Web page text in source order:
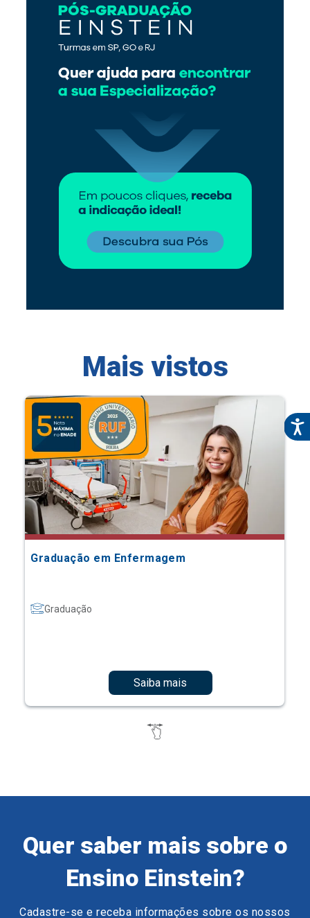
Mais vistos
Graduação em Enfermagem
Graduação
Saiba mais
Quer saber mais sobre o
Ensino Einstein?
Cadastre-se e receba informações sobre os nossos